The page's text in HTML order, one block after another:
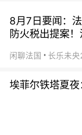
8月7日要闻：
防火税出提案！
闲聊法国
埃菲尔铁塔夏夜